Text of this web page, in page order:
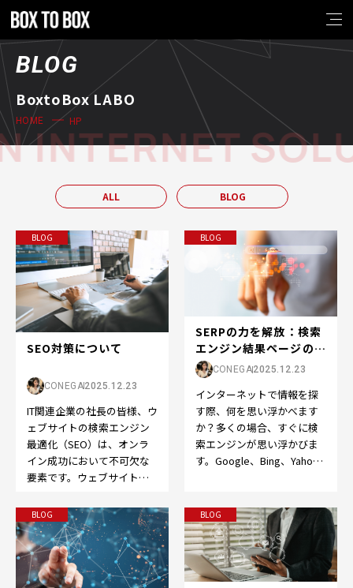
BLOG
BoxtoBox LABO
HOME HP
ALL BLOG
BLOG
SEO対策について
CONEGA2025.12.23
IT関連企業の社長の皆様、ウ
ェブサイトの検索エンジン
最適化（SEO）は、オンラ
イン成功において不可欠な
要素です。ウェブサイトを
ポイントを押さえてS…
BLOG
SERPの力を解放：検索
エンジン結果ページの世
界へようこそ
CONEGA2025.12.23
インターネットで情報を探
す際、何を思い浮かべます
か？多くの場合、すぐに検
索エンジンが思い浮かびま
す。Google、Bing、Yahoo
BLOG BLOG